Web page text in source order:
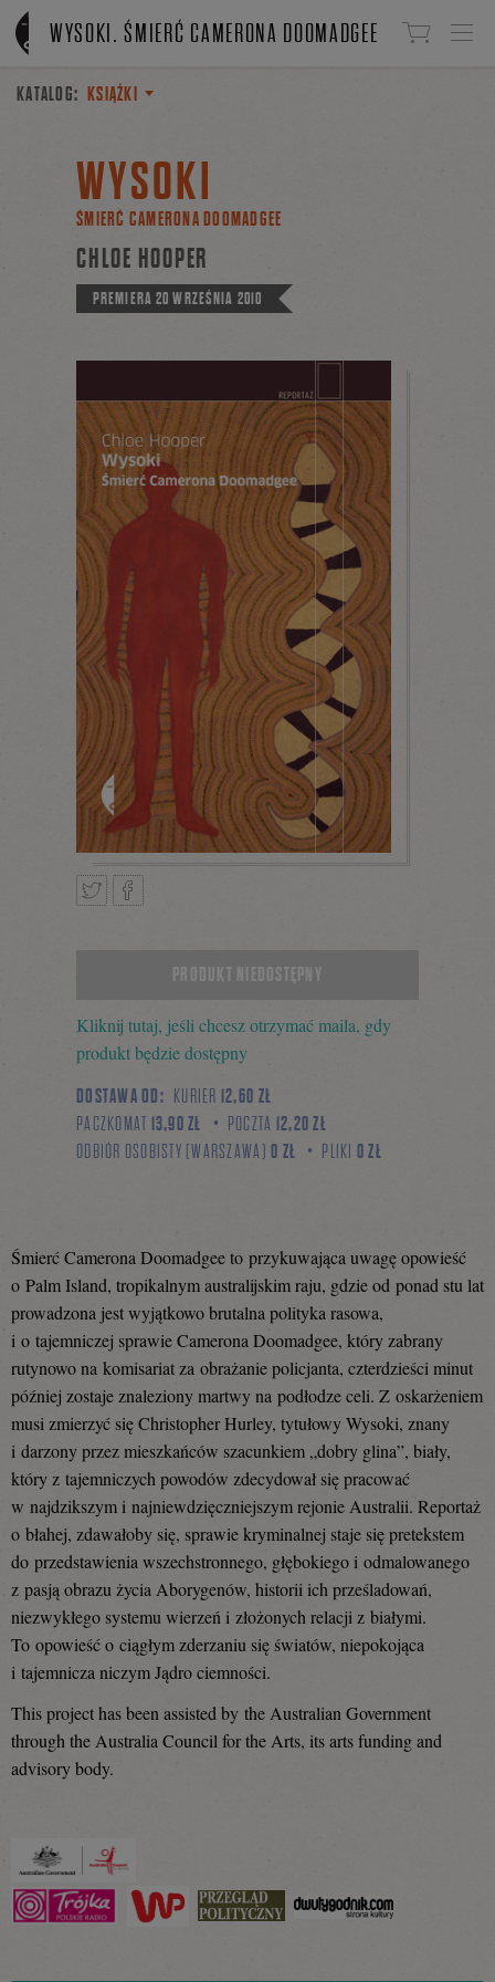
Linki do przejścia
WYSOKI. ŚMIERĆ CAMERONA DOOMADGEE
KATALOG: KSIĄŻKI
WYSOKI
ŚMIERĆ CAMERONA DOOMADGEE
CHLOE HOOPER
PREMIERA20 WRZEŚNIA 2010
się
na
PRODUKT NIEDOSTĘPNY
Kliknij tutaj, jeśli chcesz otrzymać maila, gdy
produkt będzie dostępny
DOSTAWA OD: KURIER 12,60 ZŁ
PACZKOMAT 13,90 ZŁ POCZTA 12,20 ZŁ
ODBIÓR OSOBISTY (WARSZAWA) 0 ZŁ PLIKI 0 ZŁ
Śmierć Camerona Doomadgee to przykuwająca uwagę opowieść
o Palm Island, tropikalnym australijskim raju, gdzie od ponad stu lat
prowadzona jest wyjątkowo brutalna polityka rasowa,
i o tajemniczej sprawie Camerona Doomadgee, który zabrany
rutynowo na komisariat za obrażanie policjanta, czterdzieści minut
później zostaje znaleziony martwy na podłodze celi. Z oskarżeniem
musi zmierzyć się Christopher Hurley, tytułowy Wysoki, znany
i darzony przez mieszkańców szacunkiem „dobry glina”, biały,
który z tajemniczych powodów zdecydował się pracować
w najdzikszym i najniewdzięczniejszym rejonie Australii. Reportaż
o błahej, zdawałoby się, sprawie kryminalnej staje się pretekstem
do przedstawienia wszechstronnego, głębokiego i odmalowanego
z pasją obrazu życia Aborygenów, historii ich prześladowań,
niezwykłego systemu wierzeń i złożonych relacji z białymi.
To opowieść o ciągłym zderzaniu się światów, niepokojąca
i tajemnicza niczym Jądro ciemności.
This project has been assisted by the Australian Government
through the Australia Council for the Arts, its arts funding and
advisory body.